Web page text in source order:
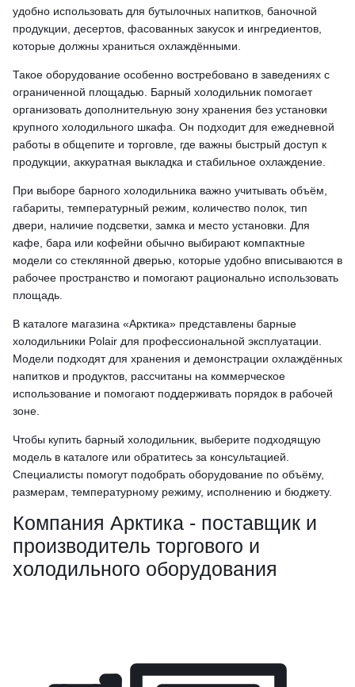
удобно использовать для бутылочных напитков, баночной
продукции, десертов, фасованных закусок и ингредиентов,
которые должны храниться охлаждёнными.
Такое оборудование особенно востребовано в заведениях с
ограниченной площадью. Барный холодильник помогает
организовать дополнительную зону хранения без установки
крупного холодильного шкафа. Он подходит для ежедневной
работы в общепите и торговле, где важны быстрый доступ к
продукции, аккуратная выкладка и стабильное охлаждение.
При выборе барного холодильника важно учитывать объём,
габариты, температурный режим, количество полок, тип
двери, наличие подсветки, замка и место установки. Для
кафе, бара или кофейни обычно выбирают компактные
модели со стеклянной дверью, которые удобно вписываются в
рабочее пространство и помогают рационально использовать
площадь.
В каталоге магазина «Арктика» представлены барные
холодильники Polair для профессиональной эксплуатации.
Модели подходят для хранения и демонстрации охлаждённых
напитков и продуктов, рассчитаны на коммерческое
использование и помогают поддерживать порядок в рабочей
зоне.
Чтобы купить барный холодильник, выберите подходящую
модель в каталоге или обратитесь за консультацией.
Специалисты помогут подобрать оборудование по объёму,
размерам, температурному режиму, исполнению и бюджету.
Компания Арктика - поставщик и
производитель торгового и
холодильного оборудования